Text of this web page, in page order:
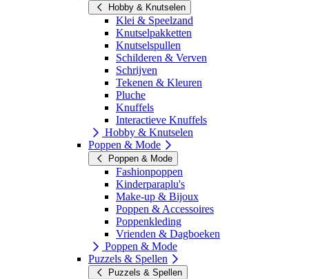
Hobby & Knutselen
Klei & Speelzand
Knutselpakketten
Knutselspullen
Schilderen & Verven
Schrijven
Tekenen & Kleuren
Pluche
Knuffels
Interactieve Knuffels
Hobby & Knutselen
Poppen & Mode
Poppen & Mode
Fashionpoppen
Kinderparaplu's
Make-up & Bijoux
Poppen & Accessoires
Poppenkleding
Vrienden & Dagboeken
Poppen & Mode
Puzzels & Spellen
Puzzels & Spellen